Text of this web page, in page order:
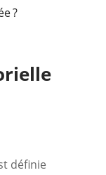
?
définie